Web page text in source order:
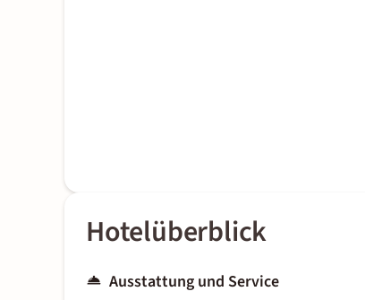
Hotelüberblick
Ausstattung und Service